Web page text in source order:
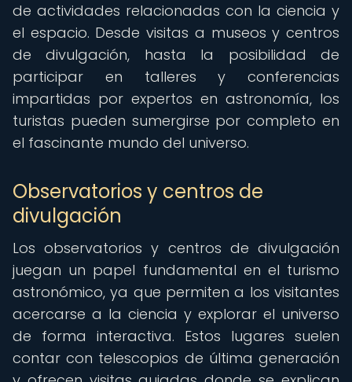
de actividades relacionadas con la ciencia y
el espacio. Desde visitas a museos y centros
de divulgación, hasta la posibilidad de
participar en talleres y conferencias
impartidas por expertos en astronomía, los
turistas pueden sumergirse por completo en
el fascinante mundo del universo.
Observatorios y centros de
divulgación
Los observatorios y centros de divulgación
juegan un papel fundamental en el turismo
astronómico, ya que permiten a los visitantes
acercarse a la ciencia y explorar el universo
de forma interactiva. Estos lugares suelen
contar con telescopios de última generación